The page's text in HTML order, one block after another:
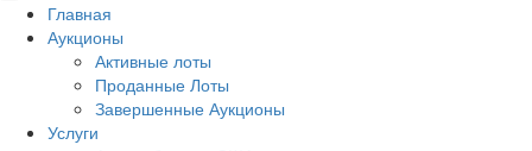
Главная
Аукционы
Активные лоты
Проданные Лоты
Завершенные Аукционы
Услуги